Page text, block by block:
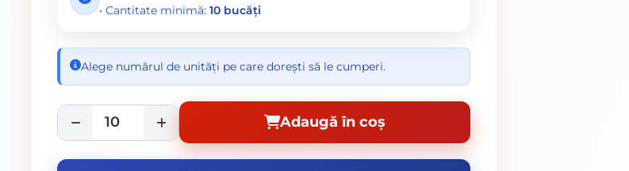
• Cantitate minimă:10 bucăți
Alege numărul de unități pe care dorești să le cumperi.
Adaugă în coș